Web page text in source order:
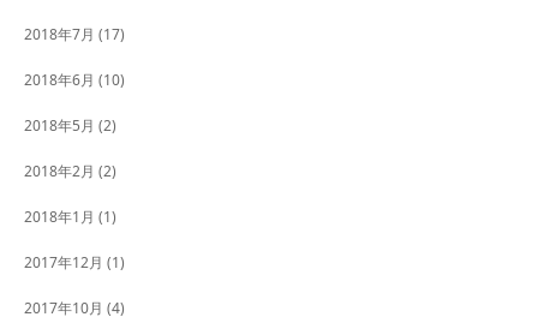
2018年7月 (17)
2018年6月 (10)
2018年5月 (2)
2018年2月 (2)
2018年1月 (1)
2017年12月 (1)
2017年10月 (4)